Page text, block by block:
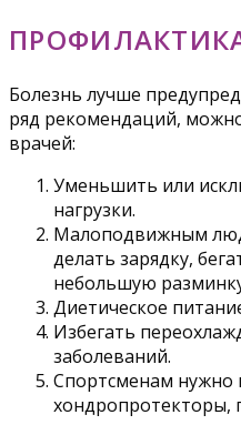
Болезнь лучше
ряд рекомендаций,
врачей:
Уменьшить или
нагрузки.
Малоподвижным
делать зарядку,
небольшую
Диетическое
Избегать
заболеваний.
Спортсменам нужно
хондропротекторы,